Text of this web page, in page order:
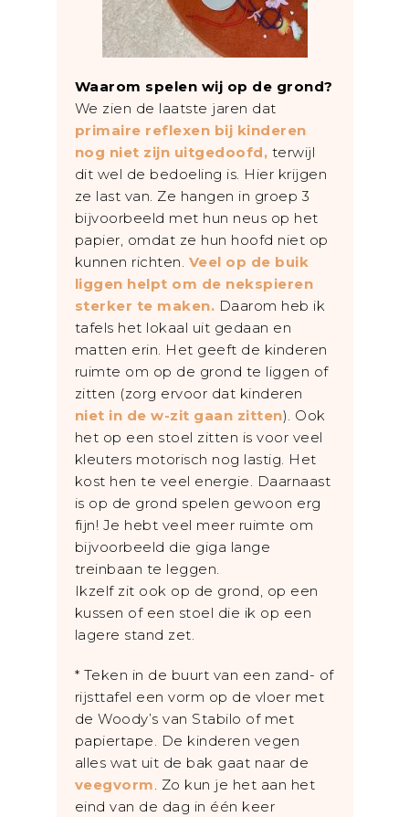
Waarom spelen wij op de grond?
We zien de laatste jaren dat
primaire reflexen bij kinderen
nog niet zijn uitgedoofd, terwijl
dit wel de bedoeling is. Hier krijgen
ze last van. Ze hangen in groep 3
bijvoorbeeld met hun neus op het
papier, omdat ze hun hoofd niet op
kunnen richten. Veel op de buik
liggen helpt om de nekspieren
sterker te maken. Daarom heb ik
tafels het lokaal uit gedaan en
matten erin. Het geeft de kinderen
ruimte om op de grond te liggen of
zitten (zorg ervoor dat kinderen
niet in de w-zit gaan zitten). Ook
het op een stoel zitten is voor veel
kleuters motorisch nog lastig. Het
kost hen te veel energie. Daarnaast
is op de grond spelen gewoon erg
fijn! Je hebt veel meer ruimte om
bijvoorbeeld die giga lange
treinbaan te leggen.
Ikzelf zit ook op de grond, op een
kussen of een stoel die ik op een
lagere stand zet.
* Teken in de buurt van een zand- of
rijsttafel een vorm op de vloer met
de Woody’s van Stabilo of met
papiertape. De kinderen vegen
alles wat uit de bak gaat naar de
veegvorm. Zo kun je het aan het
eind van de dag in één keer